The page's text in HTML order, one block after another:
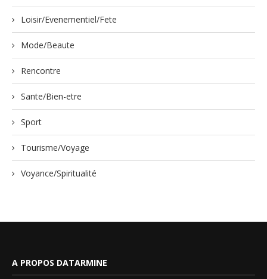
Loisir/Evenementiel/Fete
Mode/Beaute
Rencontre
Sante/Bien-etre
Sport
Tourisme/Voyage
Voyance/Spiritualité
A PROPOS DATARMINE